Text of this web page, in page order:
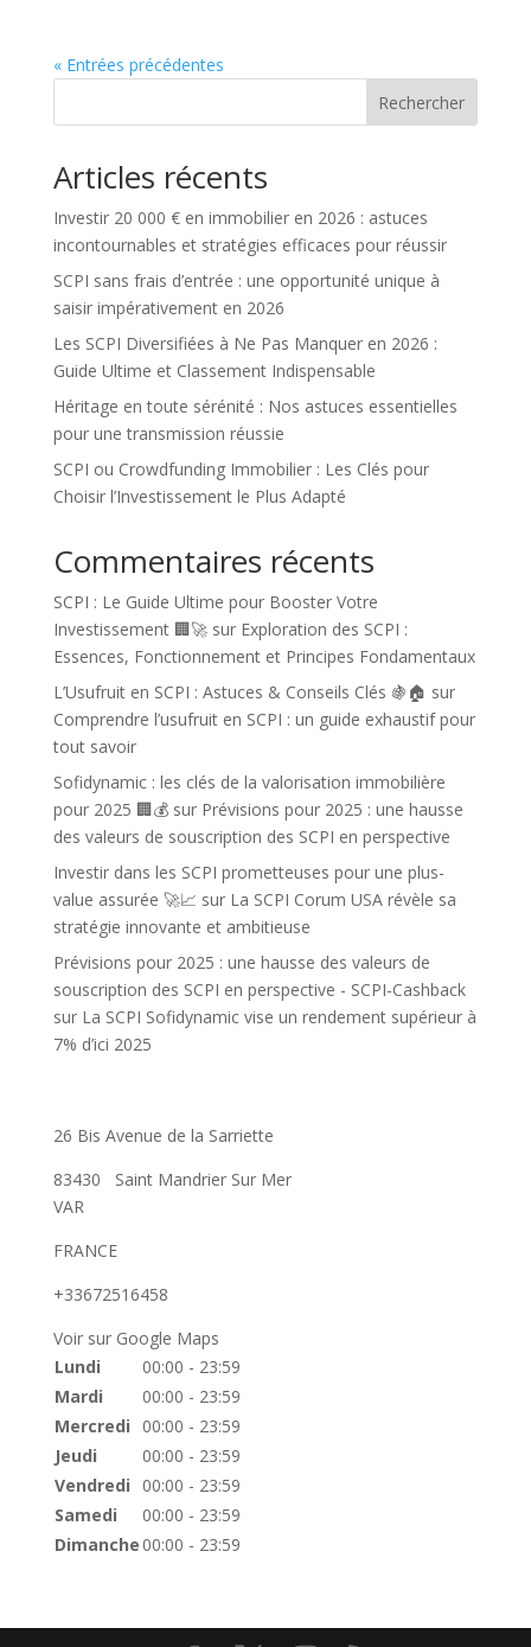
« Entrées précédentes
Rechercher
Articles récents
Investir 20 000 € en immobilier en 2026 : astuces
incontournables et stratégies efficaces pour réussir
SCPI sans frais d’entrée : une opportunité unique à
saisir impérativement en 2026
Les SCPI Diversifiées à Ne Pas Manquer en 2026 :
Guide Ultime et Classement Indispensable
Héritage en toute sérénité : Nos astuces essentielles
pour une transmission réussie
SCPI ou Crowdfunding Immobilier : Les Clés pour
Choisir l’Investissement le Plus Adapté
Commentaires récents
SCPI : Le Guide Ultime pour Booster Votre
Investissement 🏢🚀sur Exploration des SCPI :
Essences, Fonctionnement et Principes Fondamentaux
L’Usufruit en SCPI : Astuces & Conseils Clés 🍇🏠 sur
Comprendre l’usufruit en SCPI : un guide exhaustif pour
tout savoir
Sofidynamic : les clés de la valorisation immobilière
pour 2025 🏢💰sur Prévisions pour 2025 : une hausse
des valeurs de souscription des SCPI en perspective
Investir dans les SCPI prometteuses pour une plus-
value assurée 🚀📈 sur La SCPI Corum USA révèle sa
stratégie innovante et ambitieuse
Prévisions pour 2025 : une hausse des valeurs de
souscription des SCPI en perspective - SCPI-Cashback
sur La SCPI Sofidynamic vise un rendement supérieur à
7% d’ici 2025
26 Bis Avenue de la Sarriette
83430
Saint Mandrier Sur Mer
VAR
FRANCE
+33672516458
Voir sur Google Maps
Lundi
00:00 - 23:59
Mardi
00:00 - 23:59
Mercredi
00:00 - 23:59
Jeudi
00:00 - 23:59
Vendredi
00:00 - 23:59
Samedi
00:00 - 23:59
Dimanche 00:00 - 23:59